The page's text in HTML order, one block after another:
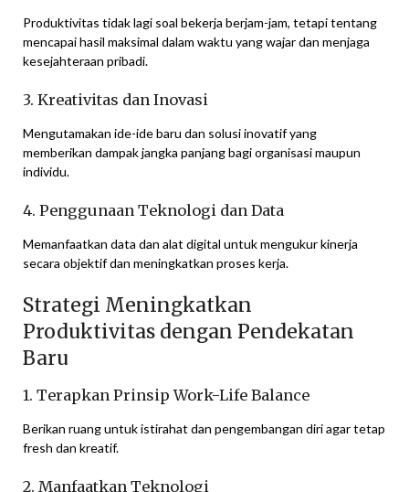
Produktivitas tidak lagi soal bekerja berjam-jam, tetapi tentang
mencapai hasil maksimal dalam waktu yang wajar dan menjaga
kesejahteraan pribadi.
3. Kreativitas dan Inovasi
Mengutamakan ide-ide baru dan solusi inovatif yang
memberikan dampak jangka panjang bagi organisasi maupun
individu.
4. Penggunaan Teknologi dan Data
Memanfaatkan data dan alat digital untuk mengukur kinerja
secara objektif dan meningkatkan proses kerja.
Strategi Meningkatkan
Produktivitas dengan Pendekatan
Baru
1. Terapkan Prinsip Work-Life Balance
Berikan ruang untuk istirahat dan pengembangan diri agar tetap
fresh dan kreatif.
2. Manfaatkan Teknologi